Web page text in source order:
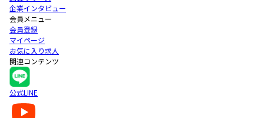
企業インタビュー
会員メニュー
会員登録
マイページ
お気に入り求人
関連コンテンツ
公式LINE